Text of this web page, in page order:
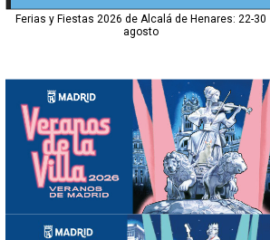
Ferias y Fiestas 2026 de Alcalá de Henares: 22-30
agosto